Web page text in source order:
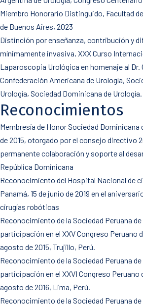
Miembro Honorario Distinguido, Facultad
de Buenos Aires, 2023
Distinción por enseñanza, contribución y
mínimamente invasiva, XXX Curso
Laparoscopia Urológica en homenaje al
Confederación Americana de Urología,
Urología, Sociedad Dominicana de Urología.
Reconocimientos
Membresía de Honor Sociedad Dominicana
de 2015, otorgado por el consejo directivo
permanente colaboración y soporte al
República Dominicana
Reconocimiento del Hospital Nacional de
Panamá, 15 de junio de 2019 en el
cirugías robóticas
Reconocimiento de la Sociedad Peruana
participación en el XXV Congreso Peruano
agosto de 2015, Trujillo, Perú.
Reconocimiento de la Sociedad Peruana
participación en el XXVI Congreso Peruano
agosto de 2016, Lima, Perú.
Reconocimiento de la Sociedad Peruana